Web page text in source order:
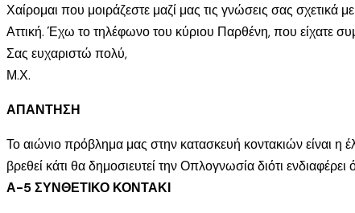
Χαίρομαι που μοιράζεστε μαζί μας τις γνώσεις σας
Αττική. Έχω το τηλέφωνο του κύριου Παρθένη, που είχατε
Σας ευχαριστώ πολύ,
Μ.Χ.
ΑΠΑΝΤΗΣΗ
Το αιώνιο πρόβλημα μας στην κατασκευή κοντακιών είναι
βρεθεί κάτι θα δημοσιευτεί την Οπλογνωσία διότι
Α-5 ΣΥΝΘΕΤΙΚΟ ΚΟΝΤΑΚΙ